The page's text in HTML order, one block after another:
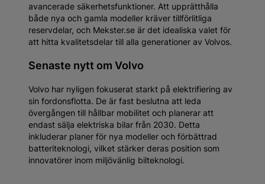
avancerade säkerhetsfunktioner. Att upprätthålla
både nya och gamla modeller kräver tillförlitliga
reservdelar, och Mekster.se är det idealiska valet för
att hitta kvalitetsdelar till alla generationer av Volvos.
Senaste nytt om Volvo
Volvo har nyligen fokuserat starkt på elektrifiering av
sin fordonsflotta. De är fast beslutna att leda
övergången till hållbar mobilitet och planerar att
endast sälja elektriska bilar från 2030. Detta
inkluderar planer för nya modeller och förbättrad
batteriteknologi, vilket stärker deras position som
innovatörer inom miljövänlig bilteknologi.